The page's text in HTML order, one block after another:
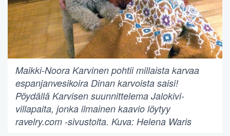
Maikki-Noora Karvinen pohtii millaista karvaa
espanjanvesikoira Dinan karvoista saisi!
Pöydällä Karvisen suunnittelema Jalokivi-
villapaita, jonka ilmainen kaavio löytyy
ravelry.com -sivustolta. Kuva: Helena Waris